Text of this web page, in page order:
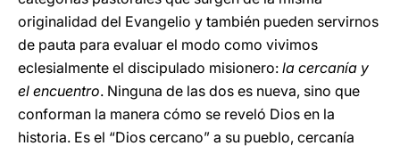
originalidad del Evangelio y también pueden servirnos
de pauta para evaluar el modo como vivimos
eclesialmente el discipulado misionero: la cercanía y
el encuentro. Ninguna de las dos es nueva, sino que
conforman la manera cómo se reveló Dios en la
historia. Es el “Dios cercano” a su pueblo, cercanía